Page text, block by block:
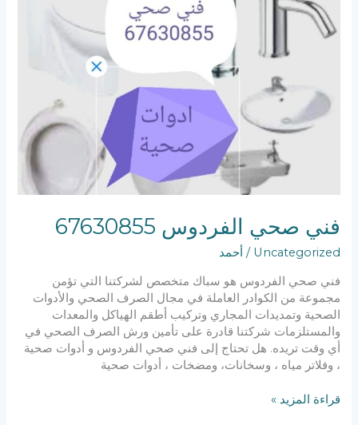
فني صحي الفردوس 67630855
Uncategorized
/ أحمد
فني صحي الفردوس هو سباك متخصص لشركتنا التي تؤمن
مجموعة من الكوادر العاملة في مجال الصرف الصحي والأدوات
الصحية وتمديدات المجاري وتركيب أطقم الهياكل والمعدات
والمستلزمات شركتنا قادرة على تأمين ورش الصرف الصحي في
أي وقت تريده. هل تحتاج إلى فني صحي الفردوس و أدوات صحية
، وفلاتر مياه ، وسخانات، ومضخات ، أدوات صحية
قراءة المزيد »